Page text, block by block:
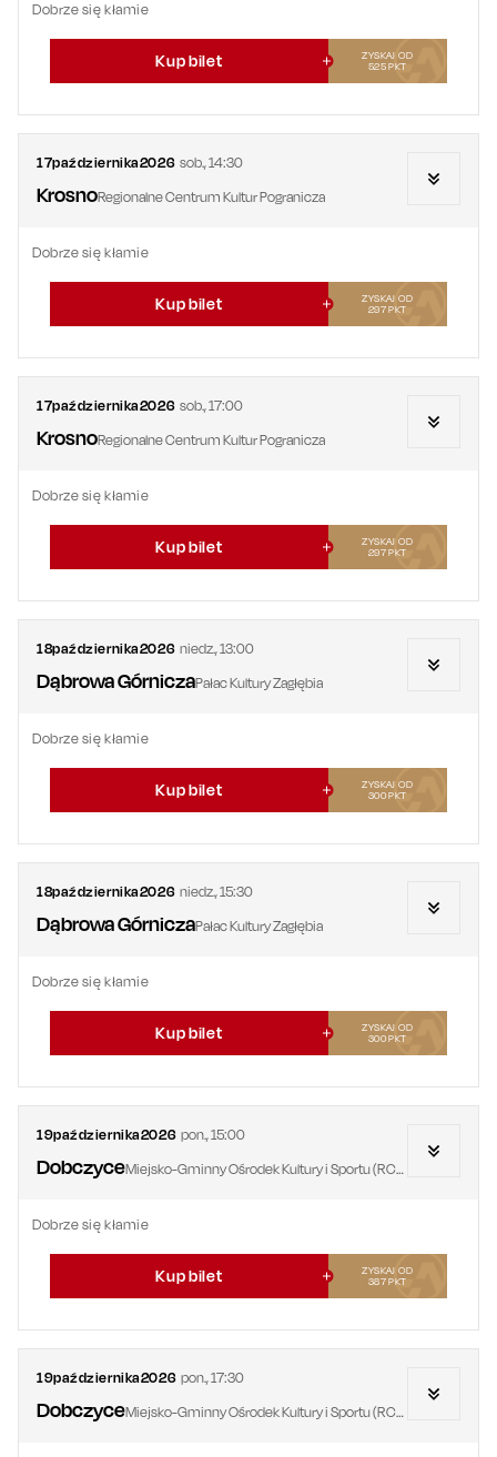
Dobrze się kłamie
Kup bilet
ZYSKAJ OD
525PKT
17października2026 sob.,14:30
KrosnoRegionalne Centrum Kultur Pogranicza
Dobrze się kłamie
Kup bilet
ZYSKAJ OD
297PKT
17października2026 sob.,17:00
KrosnoRegionalne Centrum Kultur Pogranicza
Dobrze się kłamie
Kup bilet
ZYSKAJ OD
297PKT
18października2026 niedz.,13:00
Dąbrowa GórniczaPałac Kultury Zagłębia
Dobrze się kłamie
Kup bilet
ZYSKAJ OD
300PKT
18października2026 niedz.,15:30
Dąbrowa GórniczaPałac Kultury Zagłębia
Dobrze się kłamie
Kup bilet
ZYSKAJ OD
300PKT
19października2026 pon.,15:00
Dobczyce Miejsko-Gminny Ośrodek Kultury i Sportu (RCOS)
Dobrze się kłamie
Kup bilet
ZYSKAJ OD
387PKT
19października2026 pon.,17:30
Dobczyce Miejsko-Gminny Ośrodek Kultury i Sportu (RCOS)